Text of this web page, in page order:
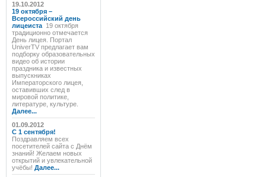
19.10.2012
19 октября –
Всероссийский день
лицеиста 19 октября
традиционно отмечается
День лицея. Портал
UniverTV предлагает вам
подборку образовательных
видео об истории
праздника и известных
выпускниках
Императорского лицея,
оставивших след в
мировой политике,
литературе, культуре.
Далее...
01.09.2012
C 1 сентября!
Поздравляем всех
посетителей сайта с Днём
знаний! Желаем новых
открытий и увлекательной
учёбы! Далее...